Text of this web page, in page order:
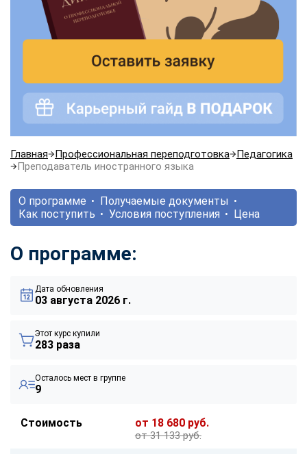
Главная Профессиональная переподготовка
Педагогика
Преподаватель иностранного языка
О программе
Получаемые документы
Как поступить
Условия поступления Цена
О программе:
Дата обновления
03 августа 2026 г.
Этот курс купили
283 раза
Осталось мест в группе
9
Стоимость от 18 680 руб.
от 31 133 руб.